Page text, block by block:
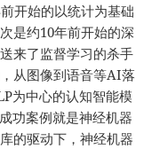
开始的以统计为基础
是约10年前开始的深
来了监督学习的杀手
从图像到语音等AI落
为中心的认知智能模
功案例就是神经机器
的驱动下，神经机器